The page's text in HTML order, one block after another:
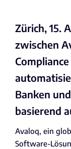
Zürich, 15.
zwischen
Banken
basierend
Avaloq, ein
Software-